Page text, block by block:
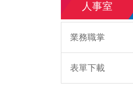
人事室
業務職掌
表單下載